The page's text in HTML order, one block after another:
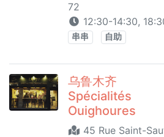
72
12:30-14:30,
串串 自助
乌鲁木齐
Spécialités
Ouighoures
45 Rue Saint-